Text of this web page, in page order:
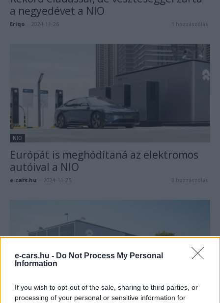
e-cars.hu - Do Not Process My Personal
Information
If you wish to opt-out of the sale, sharing to third parties, or
processing of your personal or sensitive information for
a negyedévet a NIO
Eriqo 2024-11-26 1 hozzászólás
NIO
Európát is meghódítaná az elektromos
autóival a NIO
e-cars.hu 2024-11-25 3 hozzászólás